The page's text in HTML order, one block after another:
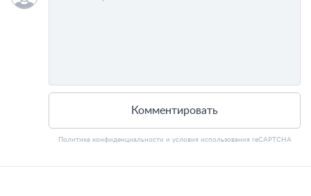
Комментировать
Политика конфиденциальности и условия использования reCAPTCHA